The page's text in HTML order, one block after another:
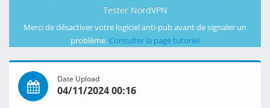
Tester NordVPN
Merci de désactiver votre logiciel anti-pub avant de signaler un
problème. Consulter la page tutoriel
Date Upload
04/11/2024 00:16